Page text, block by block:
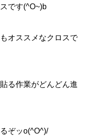
です(^O~)b
オススメなクロスで
る作業がどんどん進
ぞッo(^O^)/